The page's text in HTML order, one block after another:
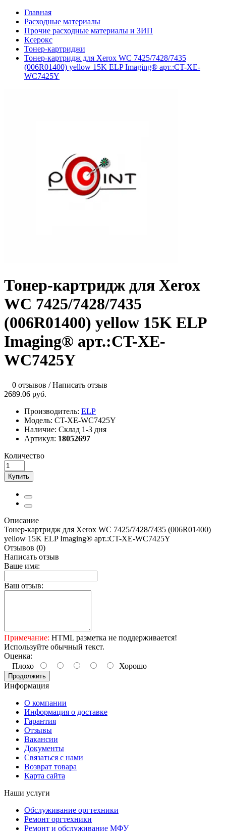
Главная
Расходные материалы
Прочие расходные материалы и ЗИП
Ксерокс
Тонер-картриджи
Тонер-картридж для Xerox WC 7425/7428/7435
(006R01400) yellow 15K ELP Imaging® арт.:CT-XE-
WC7425Y
Тонер-картридж для Xerox
WC 7425/7428/7435
(006R01400) yellow 15K ELP
Imaging® арт.:CT-XE-
WC7425Y
0 отзывов /Написать отзыв
2689.06 руб.
Производитель: ELP
Модель: CT-XE-WC7425Y
Наличие: Склад 1-3 дня
Артикул: 18052697
Количество
Купить
Описание
Тонер-картридж для Xerox WC 7425/7428/7435 (006R01400)
yellow 15K ELP Imaging® арт.:CT-XE-WC7425Y
Отзывов (0)
Написать отзыв
Ваше имя:
Ваш отзыв:
Примечание: HTML разметка не поддерживается!
Используйте обычный текст.
Оценка:
Плохо
Хорошо
Продолжить
Информация
О компании
Информация о доставке
Гарантия
Отзывы
Вакансии
Документы
Связаться с нами
Возврат товара
Карта сайта
Наши услуги
Обслуживание оргтехники
Ремонт оргтехники
Ремонт и обслуживание МФУ